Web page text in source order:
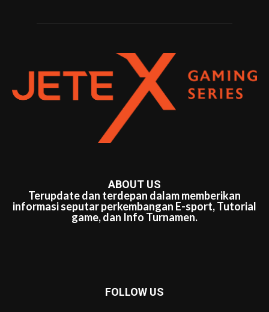
ABOUT US
Terupdate dan terdepan dalam memberikan
informasi seputar perkembangan E-sport, Tutorial
game, dan Info Turnamen.
FOLLOW US